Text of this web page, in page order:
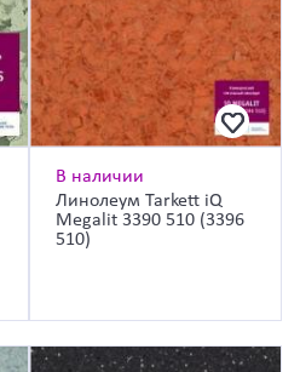
В наличии
Линолеум Tarkett iQ
Megalit 3390 510 (3396
510)